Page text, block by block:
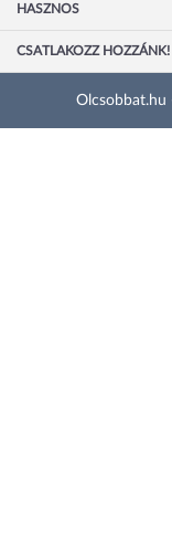
HASZNOS
CSATLAKOZZ HOZZÁNK!
Olcsobbat.hu